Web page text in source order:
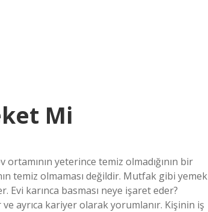
Mi
ortamının yeterince temiz olmadığının bir
temiz olmaması değildir. Mutfak gibi yemek
Evi karınca basması neye işaret eder?
ayrıca kariyer olarak yorumlanır. Kişinin iş